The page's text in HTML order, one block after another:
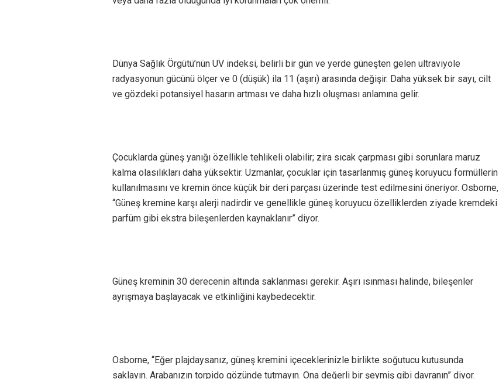
Dünya Sağlık Örgütü’nün UV indeksi, belirli bir gün ve yerde güneşten gelen ultraviyole
radyasyonun gücünü ölçer ve 0 (düşük) ila 11 (aşırı) arasında değişir. Daha yüksek bir sayı, cilt
ve gözdeki potansiyel hasarın artması ve daha hızlı oluşması anlamına gelir.
Çocuklarda güneş yanığı özellikle tehlikeli olabilir; zira sıcak çarpması gibi sorunlara maruz
kalma olasılıkları daha yüksektir. Uzmanlar, çocuklar için tasarlanmış güneş koruyucu formüllerin
kullanılmasını ve kremin önce küçük bir deri parçası üzerinde test edilmesini öneriyor. Osborne,
“Güneş kremine karşı alerji nadirdir ve genellikle güneş koruyucu özelliklerden ziyade kremdeki
parfüm gibi ekstra bileşenlerden kaynaklanır” diyor.
Güneş kreminin 30 derecenin altında saklanması gerekir. Aşırı ısınması halinde, bileşenler
ayrışmaya başlayacak ve etkinliğini kaybedecektir.
Osborne, “Eğer plajdaysanız, güneş kremini içeceklerinizle birlikte soğutucu kutusunda
saklayın. Arabanızın torpido gözünde tutmayın. Ona değerli bir şeymiş gibi davranın” diyor.